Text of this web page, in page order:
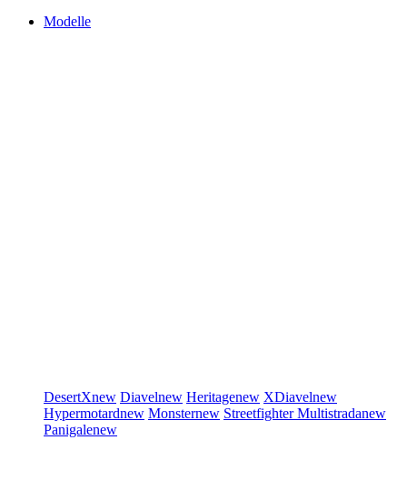
Modelle
DesertXnew Diavelnew Heritagenew XDiavelnew
Hypermotardnew Monsternew StreetfighterMultistradanew
Panigalenew